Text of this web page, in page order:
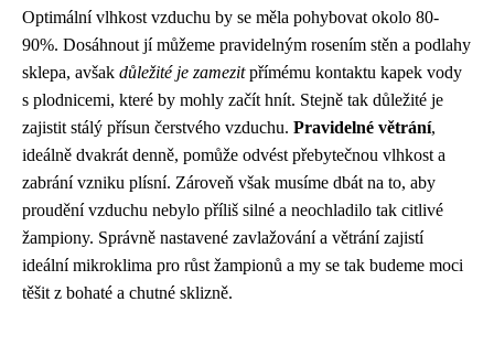
Optimální vlhkost vzduchu by se měla pohybovat okolo 80-
90%. Dosáhnout jí můžeme pravidelným rosením stěn a podlahy
sklepa, avšak důležité je zamezitpřímému kontaktu kapek vody
s plodnicemi, které by mohly začít hnít. Stejně tak důležité je
zajistit stálý přísun čerstvého vzduchu. Pravidelné větrání,
ideálně dvakrát denně, pomůže odvést přebytečnou vlhkost a
zabrání vzniku plísní. Zároveň však musíme dbát na to, aby
proudění vzduchu nebylo příliš silné a neochladilo tak citlivé
žampiony. Správně nastavené zavlažování a větrání zajistí
ideální mikroklima pro růst žampionů a my se tak budeme moci
těšit z bohaté a chutné sklizně.